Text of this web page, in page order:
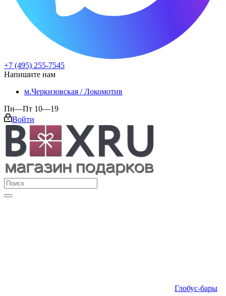
+7 (495) 255-7545
Напишите нам
м.Черкизовская / Локомотив
Пн—Пт 10—19
Войти
Глобус-бары